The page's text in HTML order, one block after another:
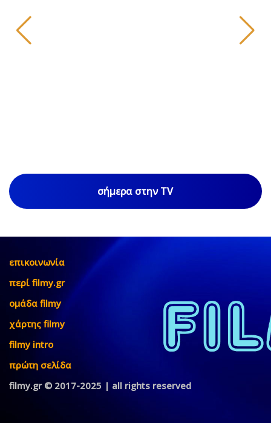
σήμερα στην TV
επικοινωνία
περί filmy.gr
ομάδα filmy
χάρτης filmy
filmy intro
πρώτη σελίδα
filmy.gr © 2017-2025 | all rights reserved